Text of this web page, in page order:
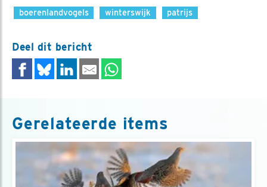
boerenlandvogels winterswijk patrijs
Deel dit bericht
Gerelateerde items